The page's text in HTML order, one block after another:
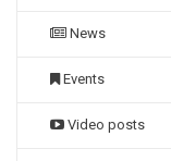
News
Events
Video posts